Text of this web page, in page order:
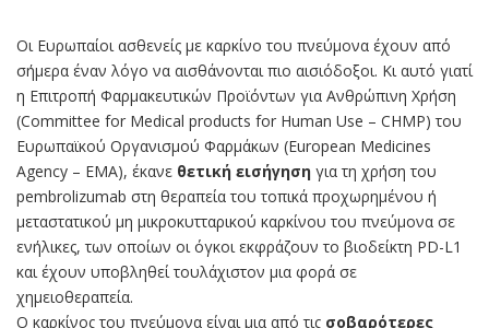
Οι Ευρωπαίοι ασθενείς με καρκίνο του πνεύμονα έχουν από
σήμερα έναν λόγο να αισθάνονται πιο αισιόδοξοι. Κι αυτό γιατί
η Επιτροπή Φαρμακευτικών Προϊόντων για Ανθρώπινη Χρήση
(Committee for Medical products for Human Use – CHMP) του
Ευρωπαϊκού Οργανισμού Φαρμάκων (European Medicines
Agency – EMA), έκανε θετική εισήγηση για τη χρήση του
pembrolizumab στη θεραπεία του τοπικά προχωρημένου ή
μεταστατικού μη μικροκυτταρικού καρκίνου του πνεύμονα σε
ενήλικες, των οποίων οι όγκοι εκφράζουν το βιοδείκτη PD-L1
και έχουν υποβληθεί τουλάχιστον μια φορά σε
χημειοθεραπεία.
Ο καρκίνος του πνεύμονα είναι μια από τις σοβαρότερες